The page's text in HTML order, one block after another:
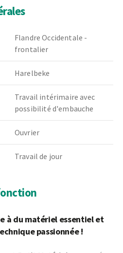
Flandre Occidentale -
frontalier
Harelbeke
Travail intérimaire avec
possibilité d'embauche
Ouvrier
Travail de jour
à du matériel essentiel et
passionnée !